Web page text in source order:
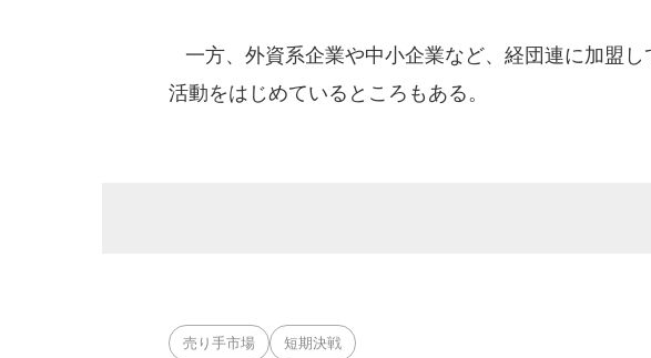
一方、外資系企業や中小企業など、経団連に加盟
活動をはじめているところもある。
売り手市場 短期決戦